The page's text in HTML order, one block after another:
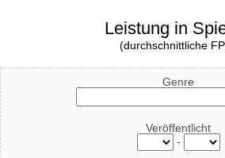
Leistung in
(durchschnittliche
Genre
Veröffentlicht
-